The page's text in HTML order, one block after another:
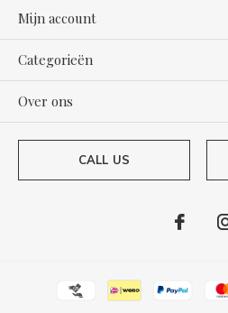
Mijn account
Categorieën
Over ons
CALL US